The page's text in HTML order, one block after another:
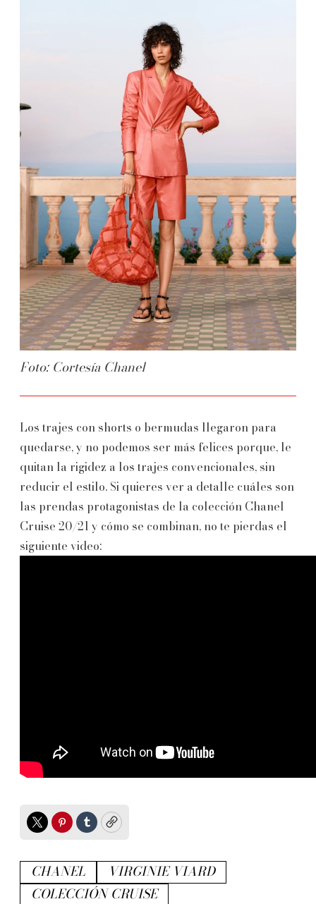
Foto: Cortesía Chanel
Los trajes con shorts o bermudas llegaron para
quedarse, y no podemos ser más felices porque, le
quitan la rigidez a los trajes convencionales, sin
reducir el estilo. Si quieres ver a detalle cuáles son
las prendas protagonistas de la colección Chanel
Cruise 20/21 y cómo se combinan, no te pierdas el
siguiente video:
TwitterPinterest
TumblrCopy
CHANEL
VIRGINIE VIARD
COLECCIÓN CRUISE